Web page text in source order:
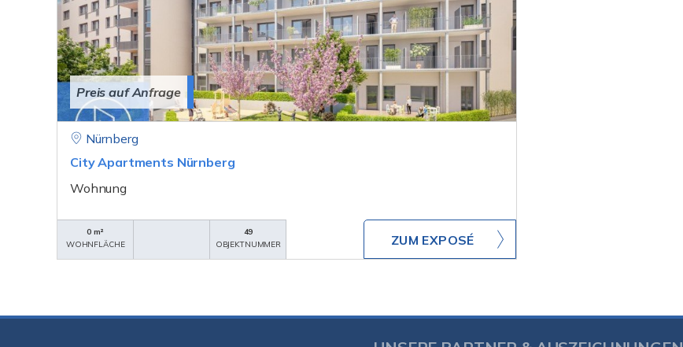
Preis auf Anfrage
Nürnberg
City Apartments Nürnberg
Wohnung
0 m²
WOHNFLÄCHE
49
OBJEKTNUMMER
ZUM EXPOSÉ